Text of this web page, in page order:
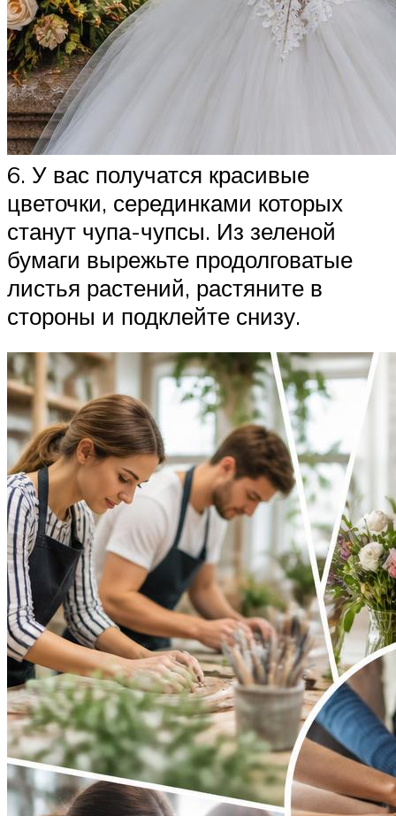
6. У вас получатся красивые
цветочки, серединками которых
станут чупа-чупсы. Из зеленой
бумаги вырежьте продолговатые
листья растений, растяните в
стороны и подклейте снизу.